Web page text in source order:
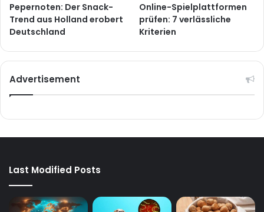
Pepernoten: Der Snack-
Trend aus Holland erobert
Deutschland
Online-Spielplattformen
prüfen: 7 verlässliche
Kriterien
Advertisement
Last Modified Posts